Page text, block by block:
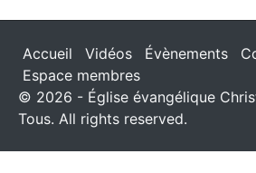
Accueil Vidéos Évènements
Espace membres
© 2026 - Église évangélique
Tous. All rights reserved.